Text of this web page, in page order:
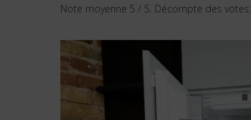
Note moyenne 5 / 5. Décompte des votes: